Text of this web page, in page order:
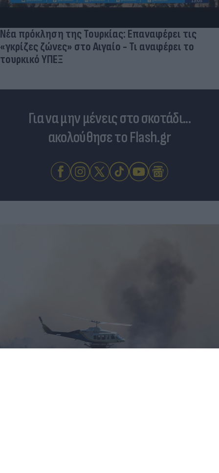
Νέα πρόκληση της Τουρκίας: Επαναφέρει τις
«γκρίζες ζώνες» στο Αιγαίο - Τι αναφέρει το
τουρκικό ΥΠΕΞ
Για να μην μένεις στο σκοτάδι...
ακολούθησε το Flash.gr